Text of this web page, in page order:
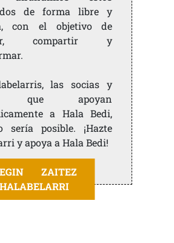
de forma libre y
con el objetivo de
compartir y
las socias y
que apoyan
a Hala Bedi,
sería posible. ¡Hazte
y apoya a Hala Bedi!
EGIN ZAITEZ
HALABELARRI